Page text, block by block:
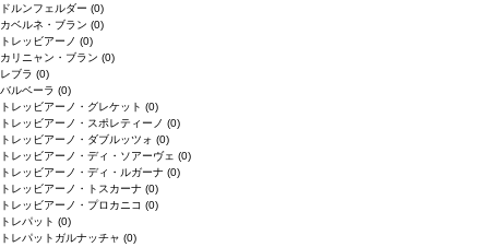
ドルンフェルダー (0)
カベルネ・ブラン (0)
トレッビアーノ (0)
カリニャン・ブラン (0)
レブラ (0)
バルベーラ (0)
トレッビアーノ・グレケット (0)
トレッビアーノ・スポレティーノ (0)
トレッビアーノ・ダブルッツォ (0)
トレッビアーノ・ディ・ソアーヴェ (0)
トレッビアーノ・ディ・ルガーナ (0)
トレッビアーノ・トスカーナ (0)
トレッビアーノ・プロカニコ (0)
トレパット (0)
トレパットガルナッチャ (0)